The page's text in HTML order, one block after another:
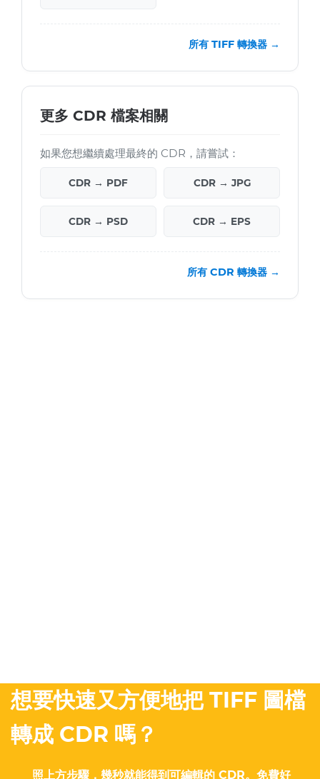
所有 TIFF 轉換器 →
更多 CDR 檔案相關
如果您想繼續處理最終的 CDR，請嘗試：
CDR → PDF CDR → JPG
CDR → PSD CDR → EPS
所有 CDR 轉換器 →
想要快速又方便地把 TIFF 圖檔
轉成 CDR 嗎？
照上方步驟，幾秒就能得到可編輯的 CDR。免費好